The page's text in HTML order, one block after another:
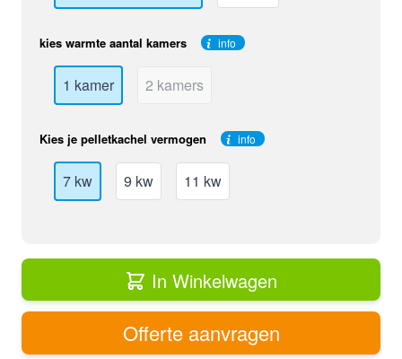
kies warmte aantal kamers info
1 kamer 2 kamers
Kies je pelletkachel vermogen info
7 kw 9 kw 11 kw
In Winkelwagen
Offerte aanvragen